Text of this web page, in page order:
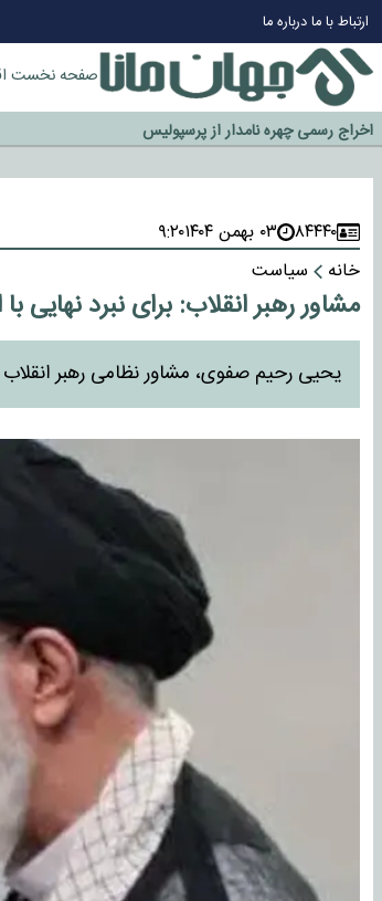
ارتباط با مادرباره ما
صفحه نخست
چرا طلا دوباره افزایشی شد؟
گزینه جدایی اوسمار روی میز مدیران پرسپولیس
آیا رئیس جمهور آمریکا قانون را دور می‌زند؟
اخراج رسمی چهره نامدار از پرسپولیس
سازمان اطلاعات سپاه: پروژه دولت ترامپ برای مهار چین،
۸۴۴۴۰ ۰۳ بهمن ۱۴۰۴
۹:۲۰
خانه
سیاست
مشاور رهبر انقلاب: برای نبرد نهایی
یحیی رحیم صفوی، مشاور نظامی رهبر انقلاب